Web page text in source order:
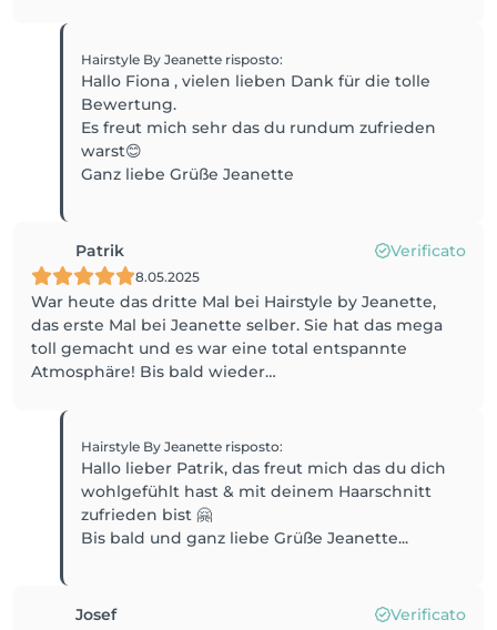
Hairstyle By Jeanette risposto:
Hallo Fiona , vielen lieben Dank für die tolle
Bewertung.
Es freut mich sehr das du rundum zufrieden
warst😊
Ganz liebe Grüße Jeanette
Patrik Verificato
8.05.2025
War heute das dritte Mal bei Hairstyle by Jeanette,
das erste Mal bei Jeanette selber. Sie hat das mega
toll gemacht und es war eine total entspannte
Atmosphäre! Bis bald wieder…
Hairstyle By Jeanette risposto:
Hallo lieber Patrik, das freut mich das du dich
wohlgefühlt hast & mit deinem Haarschnitt
zufrieden bist 🤗
Bis bald und ganz liebe Grüße Jeanette...
Josef Verificato